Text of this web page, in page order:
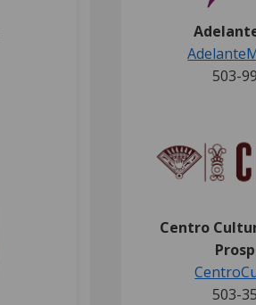
(External
503-
(External link)
Centro
503-